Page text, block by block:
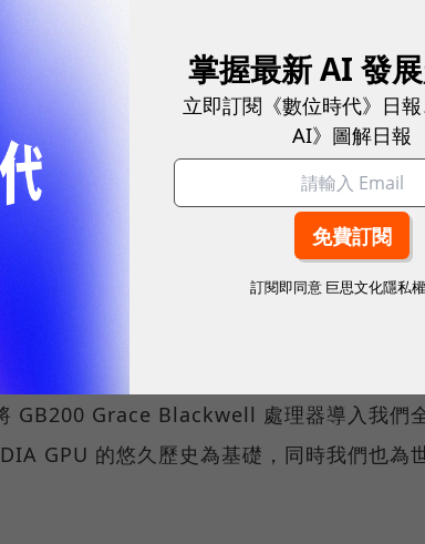
Demis Hassabis
表示：「AI 的變革性潛
些最重要的科學問題。Blackwell 突破性的
上最聰明的人開闢全新的科學發現。」
表示：「從我們的大型語言模型到內容推
動力，並且它在未來只會變得更加重要。我
我們的開源 Llama 模型並建立下一代的
GB200 Grace Blackwell 處理器導入我們
GPU 的悠久歷史為基礎，同時我們也為
掌握最新 AI 發
立即訂閱《數位時代》日
AI》圖解日報
訂閱即同意 巨思文化隱私